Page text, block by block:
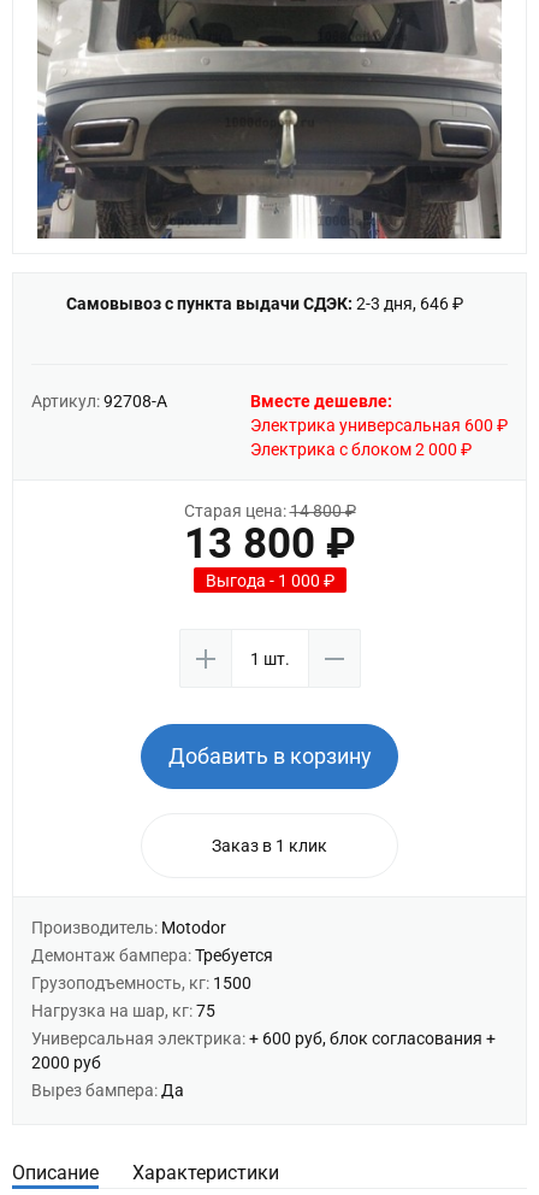
Самовывоз с пункта выдачи СДЭК: 2-3 дня, 646 ₽
Артикул:92708-A
Вместе дешевле:
Электрика универсальная 600 ₽
Электрика с блоком 2 000 ₽
Старая цена:14 800 ₽
13 800 ₽
Выгода - 1 000 ₽
Добавить в корзину
Заказ в 1 клик
Производитель: Motodor
Демонтаж бампера:Требуется
Грузоподъемность, кг: 1500
Нагрузка на шар, кг:75
Универсальная электрика:+ 600 руб, блок согласования +
2000 руб
Вырез бампера: Да
Описание Характеристики